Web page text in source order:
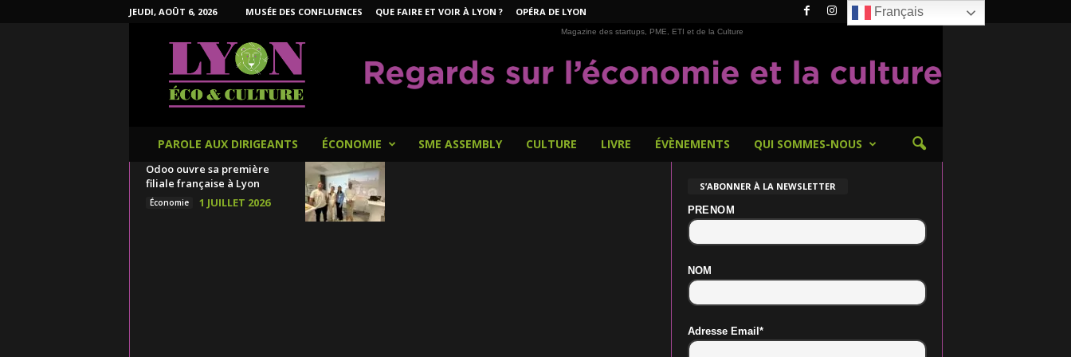
JEUDI, AOÛT 6, 2026 MUSÉE DES CONFLUENCES QUE FAIRE ET VOIR À LYON ? OPÉRA DE LYON
Magazine des startups, PME, ETI et de la Culture
PAROLE AUX DIRIGEANTS ÉCONOMIE SME ASSEMBLY CULTURE LIVRE ÉVÈNEMENTS QUI SOMMES-NOUS
Odoo ouvre sa première
filiale française à Lyon
Économie 1 JUILLET 2026
S’ABONNER À LA NEWSLETTER
PRENOM
NOM
Adresse Email*
Français